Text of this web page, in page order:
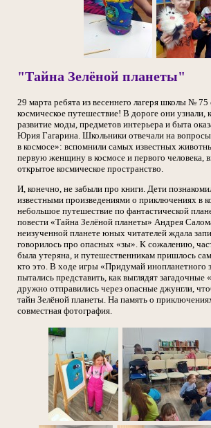
"Тайна Зелёной планеты"
29 марта ребята из весеннего лагеря школы № 75
космическое путешествие! В дороге они узнали,
развитие моды, предметов интерьера и быта
Юрия Гагарина. Школьники отвечали на
в космосе»: вспомнили самых известных
первую женщину в космосе и первого человека,
открытое космическое пространство.
И, конечно, не забыли про книги. Дети
известными произведениями о приключениях в
небольшое путешествие по фантастической
повести «Тайна Зелёной планеты» Андрея
неизученной планете юных читателей ждала
говорилось про опасных «зы». К сожалению,
была утеряна, и путешественникам пришлось
кто это. В ходе игры «Придумай инопланетного
пытались представить, как выглядят загадочные
дружно отправились через опасные джунгли,
тайн Зелёной планеты. На память о
совместная фотография.